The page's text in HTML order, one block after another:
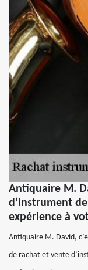
Antiquaire M.
d’instrument
expérience à
Antiquaire M. David,
de rachat et vente